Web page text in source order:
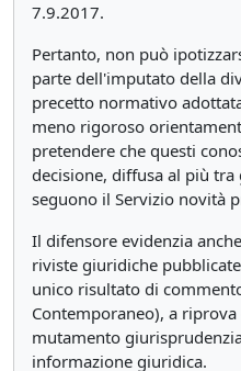
7.9.2017.
Pertanto, non può
parte dell'imputato della
precetto normativo
meno rigoroso
pretendere che questi
decisione, diffusa al più
seguono il Servizio novità
Il difensore evidenzia
riviste giuridiche
unico risultato di
Contemporaneo), a
mutamento
informazione giuridica.